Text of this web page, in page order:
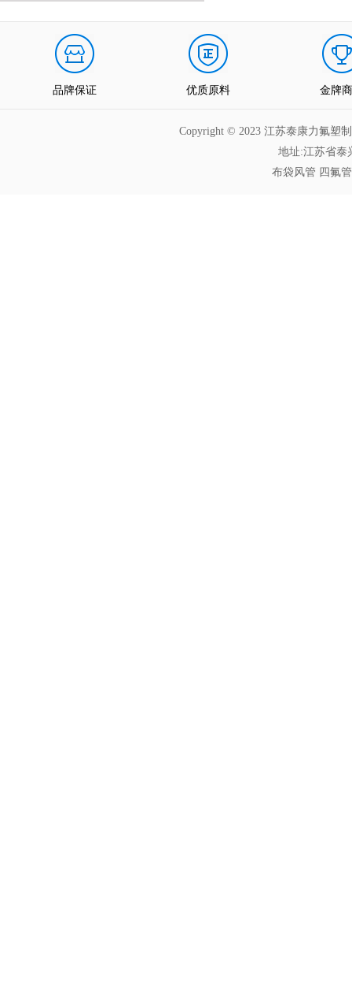
品牌保证 优质原料 金牌
Copyright © 2023 江苏泰康力氟塑
地址:江苏省泰
布袋风管 四氟管